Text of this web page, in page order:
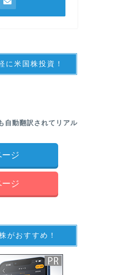
に米国株投資！
自動翻訳されてリアル
ジ
ジ
がおすすめ！